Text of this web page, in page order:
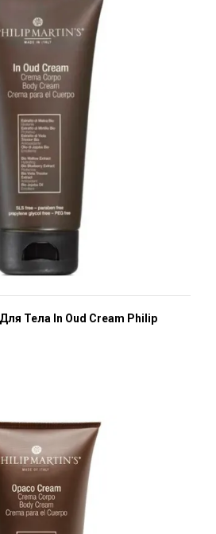
Тела In Oud Cream Philip